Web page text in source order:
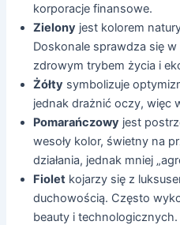
korporacje finansowe.
Zielony jest kolorem
Doskonale sprawdza się
zdrowym trybem życia i
Żółty symbolizuje
jednak drażnić oczy, więc
Pomarańczowy jest
wesoły kolor, świetny na
działania, jednak mniej
Fiolet kojarzy się z
duchowością. Często
beauty i technologicznych.